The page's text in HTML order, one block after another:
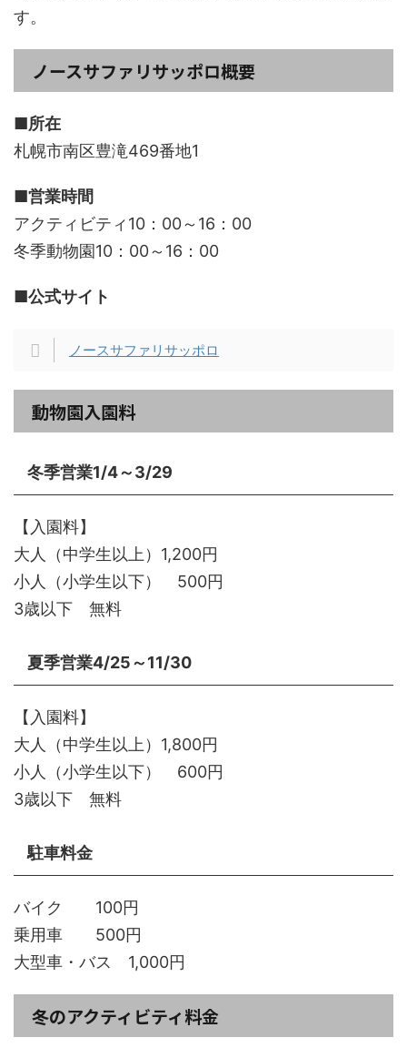
す。
ノースサファリサッポロ概要
■所在
札幌市南区豊滝469番地1
■営業時間
アクティビティ10：00～16：00
冬季動物園10：00～16：00
■公式サイト
ノースサファリサッポロ
動物園入園料
冬季営業1/4～3/29
【入園料】
大人（中学生以上）1,200円
小人（小学生以下） 500円
3歳以下 無料
夏季営業4/25～11/30
【入園料】
大人（中学生以上）1,800円
小人（小学生以下） 600円
3歳以下 無料
駐車料金
バイク 100円
乗用車 500円
大型車・バス 1,000円
冬のアクティビティ料金